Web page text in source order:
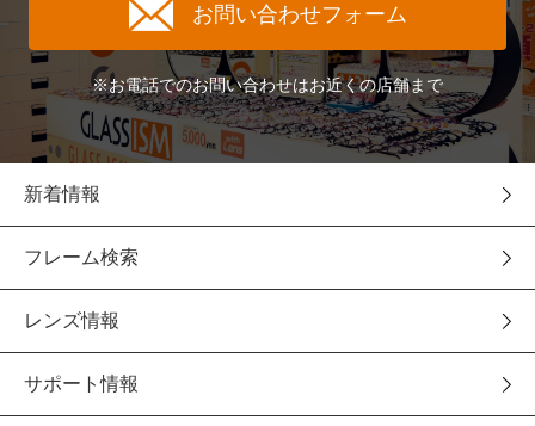
お問い合わせフォーム
※お電話でのお問い合わせはお近くの店舗まで
新着情報
フレーム検索
レンズ情報
サポート情報